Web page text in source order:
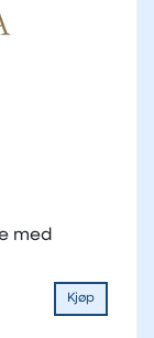
med
Kjøp